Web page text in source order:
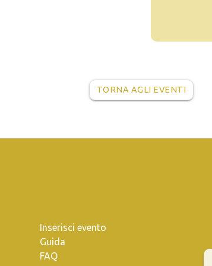
TORNA AGLI EVENTI
Inserisci evento
Guida
FAQ